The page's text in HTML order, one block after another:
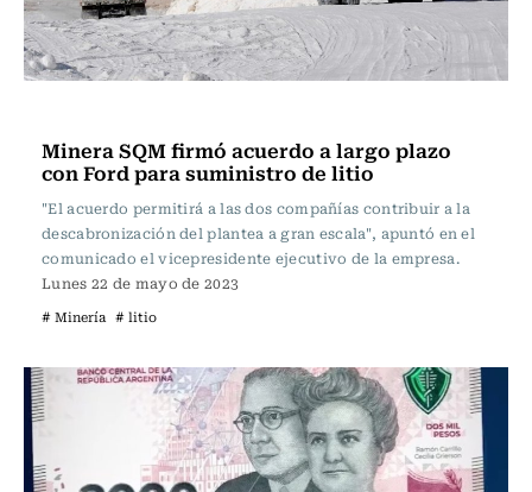
Minera SQM firmó acuerdo a largo plazo
con Ford para suministro de litio
"El acuerdo permitirá a las dos compañías contribuir a la
descabronización del plantea a gran escala", apuntó en el
comunicado el vicepresidente ejecutivo de la empresa.
Lunes 22 de mayo de 2023
# Minería # litio